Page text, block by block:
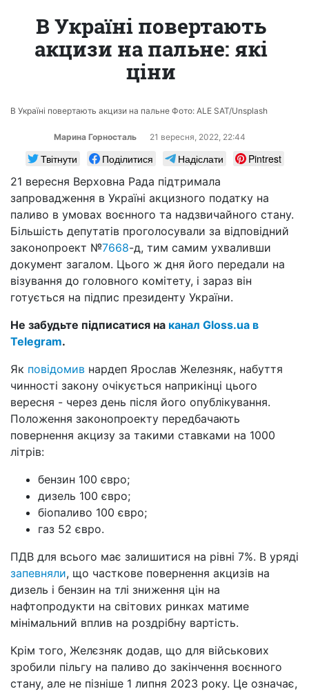
В Україні повертають
акцизи на пальне: які
ціни
В Україні повертають акцизи на пальне Фото: ALE SAT/Unsplash
Марина Горносталь 21 вересня, 2022, 22:44
Твітнути Поділитися Надіслати
Pintrest
21 вересня Верховна Рада підтримала
запровадження в Україні акцизного податку на
паливо в умовах воєнного та надзвичайного стану.
Більшість депутатів проголосували за відповідний
законопроект №7668-д, тим самим ухваливши
документ загалом. Цього ж дня його передали на
візування до головного комітету, і зараз він
готується на підпис президенту України.
Не забудьте підписатися на канал Gloss.ua в
Telegram.
Як повідомив нардеп Ярослав Железняк, набуття
чинності закону очікується наприкінці цього
вересня - через день після його опублікування.
Положення законопроекту передбачають
повернення акцизу за такими ставками на 1000
літрів:
бензин 100 євро;
дизель 100 євро;
біопаливо 100 євро;
газ 52 євро.
ПДВ для всього має залишитися на рівні 7%. В уряді
запевняли, що часткове повернення акцизів на
дизель і бензин на тлі зниження цін на
нафтопродукти на світових ринках матиме
мінімальний вплив на роздрібну вартість.
Крім того, Желєзняк додав, що для військових
зробили пільгу на паливо до закінчення воєнного
стану, але не пізніше 1 липня 2023 року. Це означає,